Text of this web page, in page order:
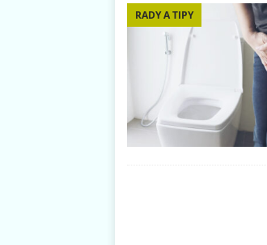
RADY A TIPY